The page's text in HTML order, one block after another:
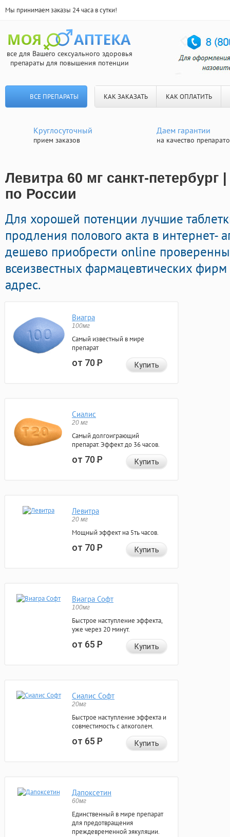
Мы принимаем заказы 24 часа в сутки!
все для Вашего сексуального здоровья
препараты для повышения потенции
ВСЕ ПРЕПАРАТЫ КАК ЗАКАЗАТЬ КАК ОПЛАТИТЬ
Круглосуточный
прием заказов
Даем гарантии
на качество
Левитра 60 мг санкт-петербург
по России
Для хорошей потенции лучшие
продления полового акта в интернет-
дешево приобрести online
всеизвестных фармацевтических
адрес.
Виагра
100мг
Самый известный в мире
препарат
от 70Р Купить
Сиалис
20 мг
Самый долгоиграющий
препарат. Эффект до 36 часов.
от 70Р Купить
Левитра
20 мг
Мощный эффект на 5ть часов.
от 70Р Купить
Виагра Софт
100мг
Быстрое наступление эффекта,
уже через 20 минут.
от 65Р Купить
Сиалис Софт
20мг
Быстрое наступление эффекта и
совместимость с алкоголем.
от 65Р Купить
Дапоксетин
60мг
Единственный в мире препарат
для предотвращения
преждевременной эякуляции.